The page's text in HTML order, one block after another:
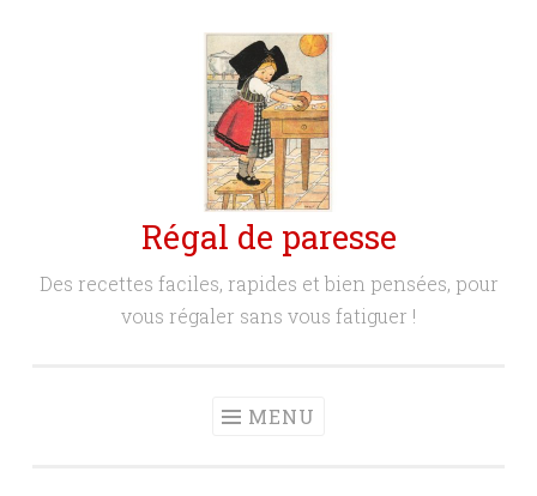
Régal de paresse
Des recettes faciles, rapides et bien pensées, pour
vous régaler sans vous fatiguer !
MENU